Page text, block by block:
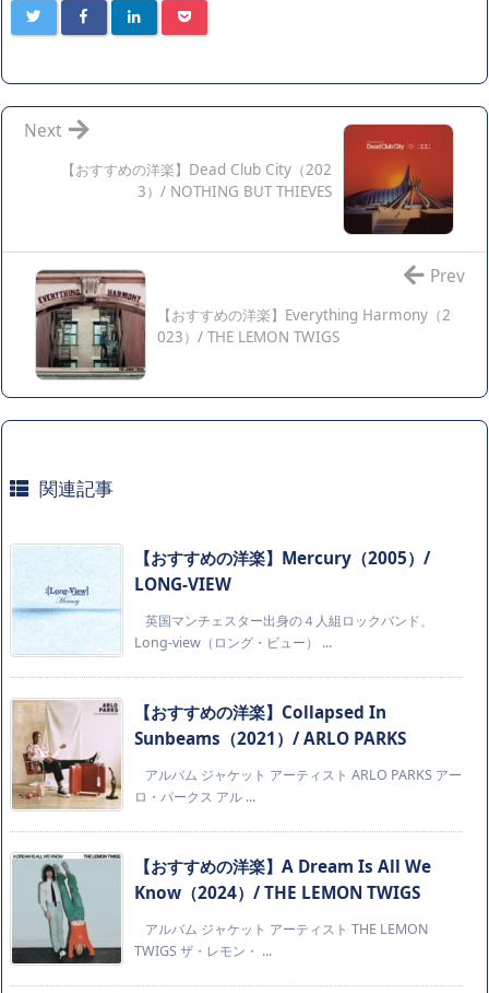
【おすすめの洋楽】Dead Club City（202
3）/ NOTHING BUT THIEVES
Next
【おすすめの洋楽】Everything Harmony（2
023）/ THE LEMON TWIGS
Prev
関連記事
【おすすめの洋楽】Mercury（2005）/
LONG-VIEW
英国マンチェスター出身の４人組ロックバンド、
Long-view（ロング・ビュー） ...
【おすすめの洋楽】Collapsed In
Sunbeams（2021）/ ARLO PARKS
アルバム ジャケット アーティスト ARLO PARKS アー
ロ・パークス アル ...
【おすすめの洋楽】A Dream Is All We
Know（2024）/ THE LEMON TWIGS
アルバム ジャケット アーティスト THE LEMON
TWIGS ザ・レモン・ ...